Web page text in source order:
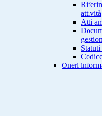
attività
Atti
Oneri